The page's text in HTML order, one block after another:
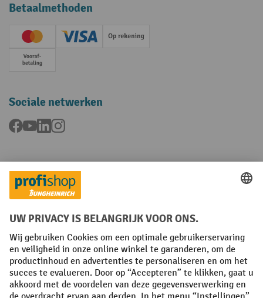
Betaalmethoden
Creditcard (Master)Creditcard (Visa)Op rekening
Vooruitbetaling
Sociale netwerken
Facebook
YouTubeLinkedInInstagram
Talen
FR NL
Algemene verkoopvoorwaarden Copyright
Privacyverklaring Privacy-instellingen